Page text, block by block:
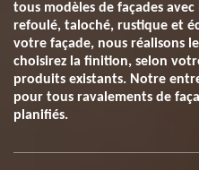
tous modèles de façades
refoulé, taloché, rustique et
votre façade, nous réalisons
choisirez la finition, selon
produits existants. Notre
pour tous ravalements de
planifiés.